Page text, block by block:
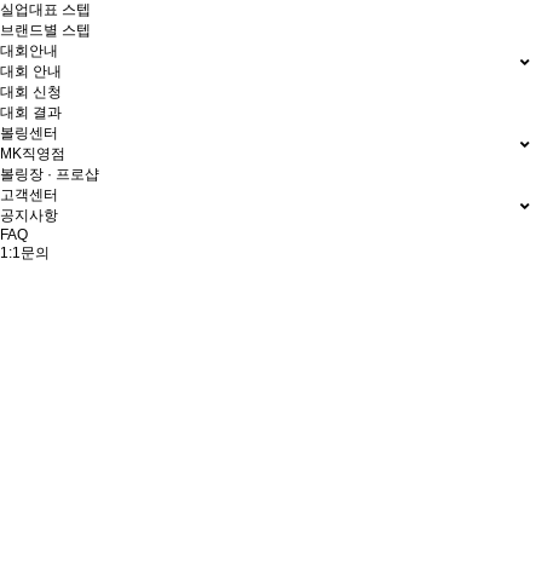
실업대표 스텝
브랜드별 스텝
대회안내
대회 안내
대회 신청
대회 결과
볼링센터
MK직영점
볼링장 · 프로샵
고객센터
공지사항
FAQ
1:1문의